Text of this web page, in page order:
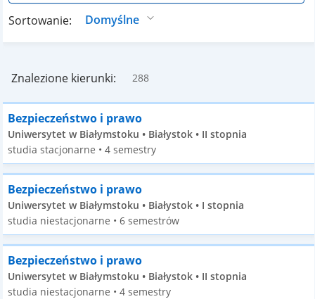
Sortowanie:
Znalezione kierunki: 288
Bezpieczeństwo i prawo
Uniwersytet w Białymstoku • Białystok • II stopnia
studia stacjonarne • 4 semestry
Bezpieczeństwo i prawo
Uniwersytet w Białymstoku • Białystok • I stopnia
studia niestacjonarne • 6 semestrów
Bezpieczeństwo i prawo
Uniwersytet w Białymstoku • Białystok • II stopnia
studia niestacjonarne • 4 semestry